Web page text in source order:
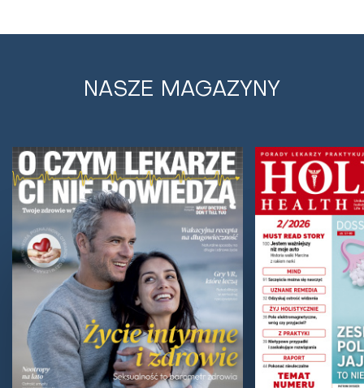
cukrzycę
Metabolizm glukozy to skomplikowany proces, w
którym oprócz insuliny i glukagonu uczestniczą
hormony inkretynowe, leptyna, grelina i wiele innych...
NASZE MAGAZYNY